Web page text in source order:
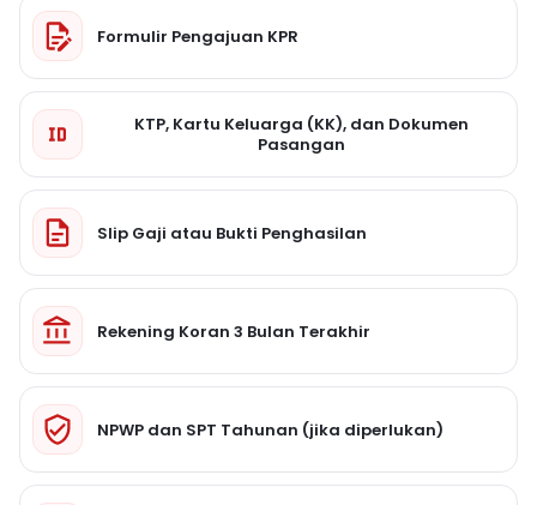
Formulir Pengajuan KPR
KTP, Kartu Keluarga (KK), dan Dokumen
Pasangan
Slip Gaji atau Bukti Penghasilan
Rekening Koran 3 Bulan Terakhir
NPWP dan SPT Tahunan (jika diperlukan)